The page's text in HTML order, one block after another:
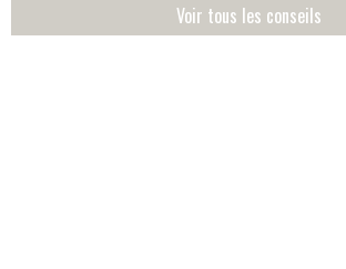
Voir tous les conseils